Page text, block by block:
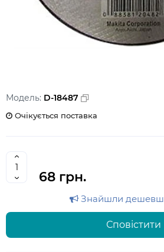
Модель: D-18487
Очікується поставка
68 грн.
Знайшли
Сповістити